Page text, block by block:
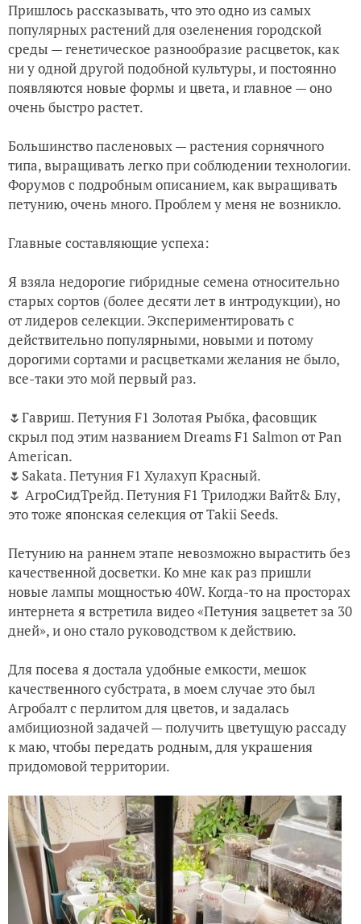
Пришлось рассказывать, что это одно из самых
популярных растений для озеленения городской
среды — генетическое разнообразие расцветок, как
ни у одной другой подобной культуры, и постоянно
появляются новые формы и цвета, и главное — оно
очень быстро растет.
Большинство пасленовых — растения сорнячного
типа, выращивать легко при соблюдении технологии.
Форумов с подробным описанием, как выращивать
петунию, очень много. Проблем у меня не возникло.
Главные составляющие успеха:
Я взяла недорогие гибридные семена относительно
старых сортов (более десяти лет в интродукции), но
от лидеров селекции. Экспериментировать с
действительно популярными, новыми и потому
дорогими сортами и расцветками желания не было,
все-таки это мой первый раз.
🌷Гавриш. Петуния F1 Золотая Рыбка, фасовщик
скрыл под этим названием Dreams F1 Salmon от Pan
American.
🌷Sakata. Петуния F1 Хулахуп Красный.
🌷 АгроСидТрейд. Петуния F1 Трилоджи Вайт& Блу,
это тоже японская селекция от Takii Seeds.
Петунию на раннем этапе невозможно вырастить без
качественной досветки. Ко мне как раз пришли
новые лампы мощностью 40W. Когда-то на просторах
интернета я встретила видео «Петуния зацветет за 30
дней», и оно стало руководством к действию.
Для посева я достала удобные емкости, мешок
качественного субстрата, в моем случае это был
Агробалт с перлитом для цветов, и задалась
амбициозной задачей — получить цветущую рассаду
к маю, чтобы передать родным, для украшения
придомовой территории.